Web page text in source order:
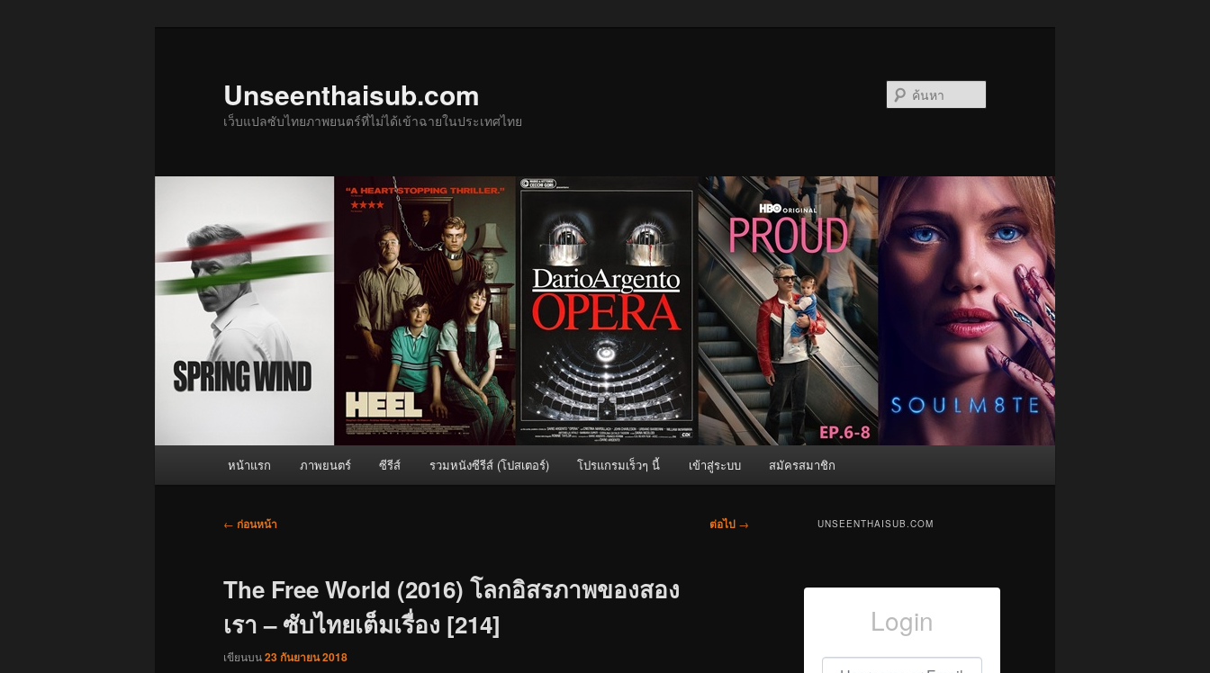
Unseenthaisub.com
เว็บแปลซับไทยภาพยนตร์ที่ไม่ได้เข้าฉายในประเทศไทย
หน้าแรก ภาพยนตร์ ซีรีส์ รวมหนังซีรีส์ (โปสเตอร์) โปรแกรมเร็วๆ นี้ เข้าสู่ระบบ สมัครสมาชิก
เมนู
← ก่อนหน้า ต่อไป →
The Free World (2016) โลกอิสรภาพของสอง
เรา – ซับไทยเต็มเรื่อง [214]
เขียนบน23 กันยายน 2018
UNSEENTHAISUB.COM
Login
Username or Email